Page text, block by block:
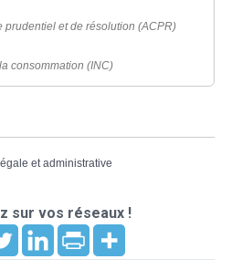
prudentiel et de résolution (ACPR)
consommation (INC)
et administrative
sur vos réseaux !